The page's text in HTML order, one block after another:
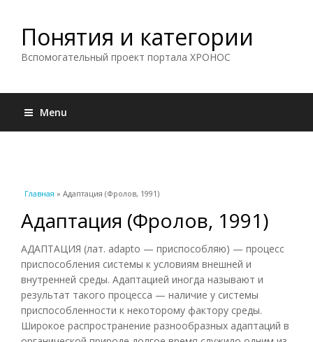
Понятия и категории
Вспомогательный проект портала ХРОНОС
Menu
Вы здесь
Главная » Адаптация (Фролов, 1991)
Адаптация (Фролов, 1991)
АДАПТАЦИЯ (лат. adapto — приспособляю) — процесс
приспособления системы к условиям внешней и
внутренней среды. Адаптацией иногда называют и
результат такого процесса — наличие у системы
приспособленности к некоторому фактору среды.
Широкое распространение разнообразных адаптаций в